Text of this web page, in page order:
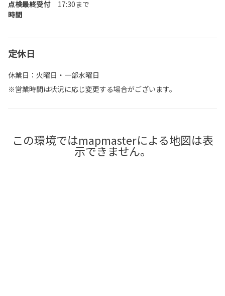
点検最終受付
時間
17:30まで
定休日
休業日：火曜日・一部水曜日
※営業時間は状況に応じ変更する場合がございます。
この環境ではmapmasterによる地図は表
示できません。